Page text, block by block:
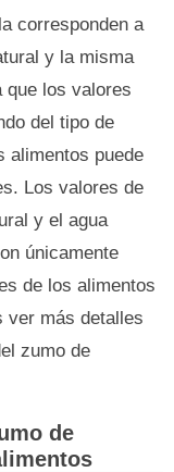
corresponden a
y la misma
que los valores
del tipo de
alimentos puede
Los valores de
y el agua
únicamente
de los alimentos
ver más detalles
zumo de
de